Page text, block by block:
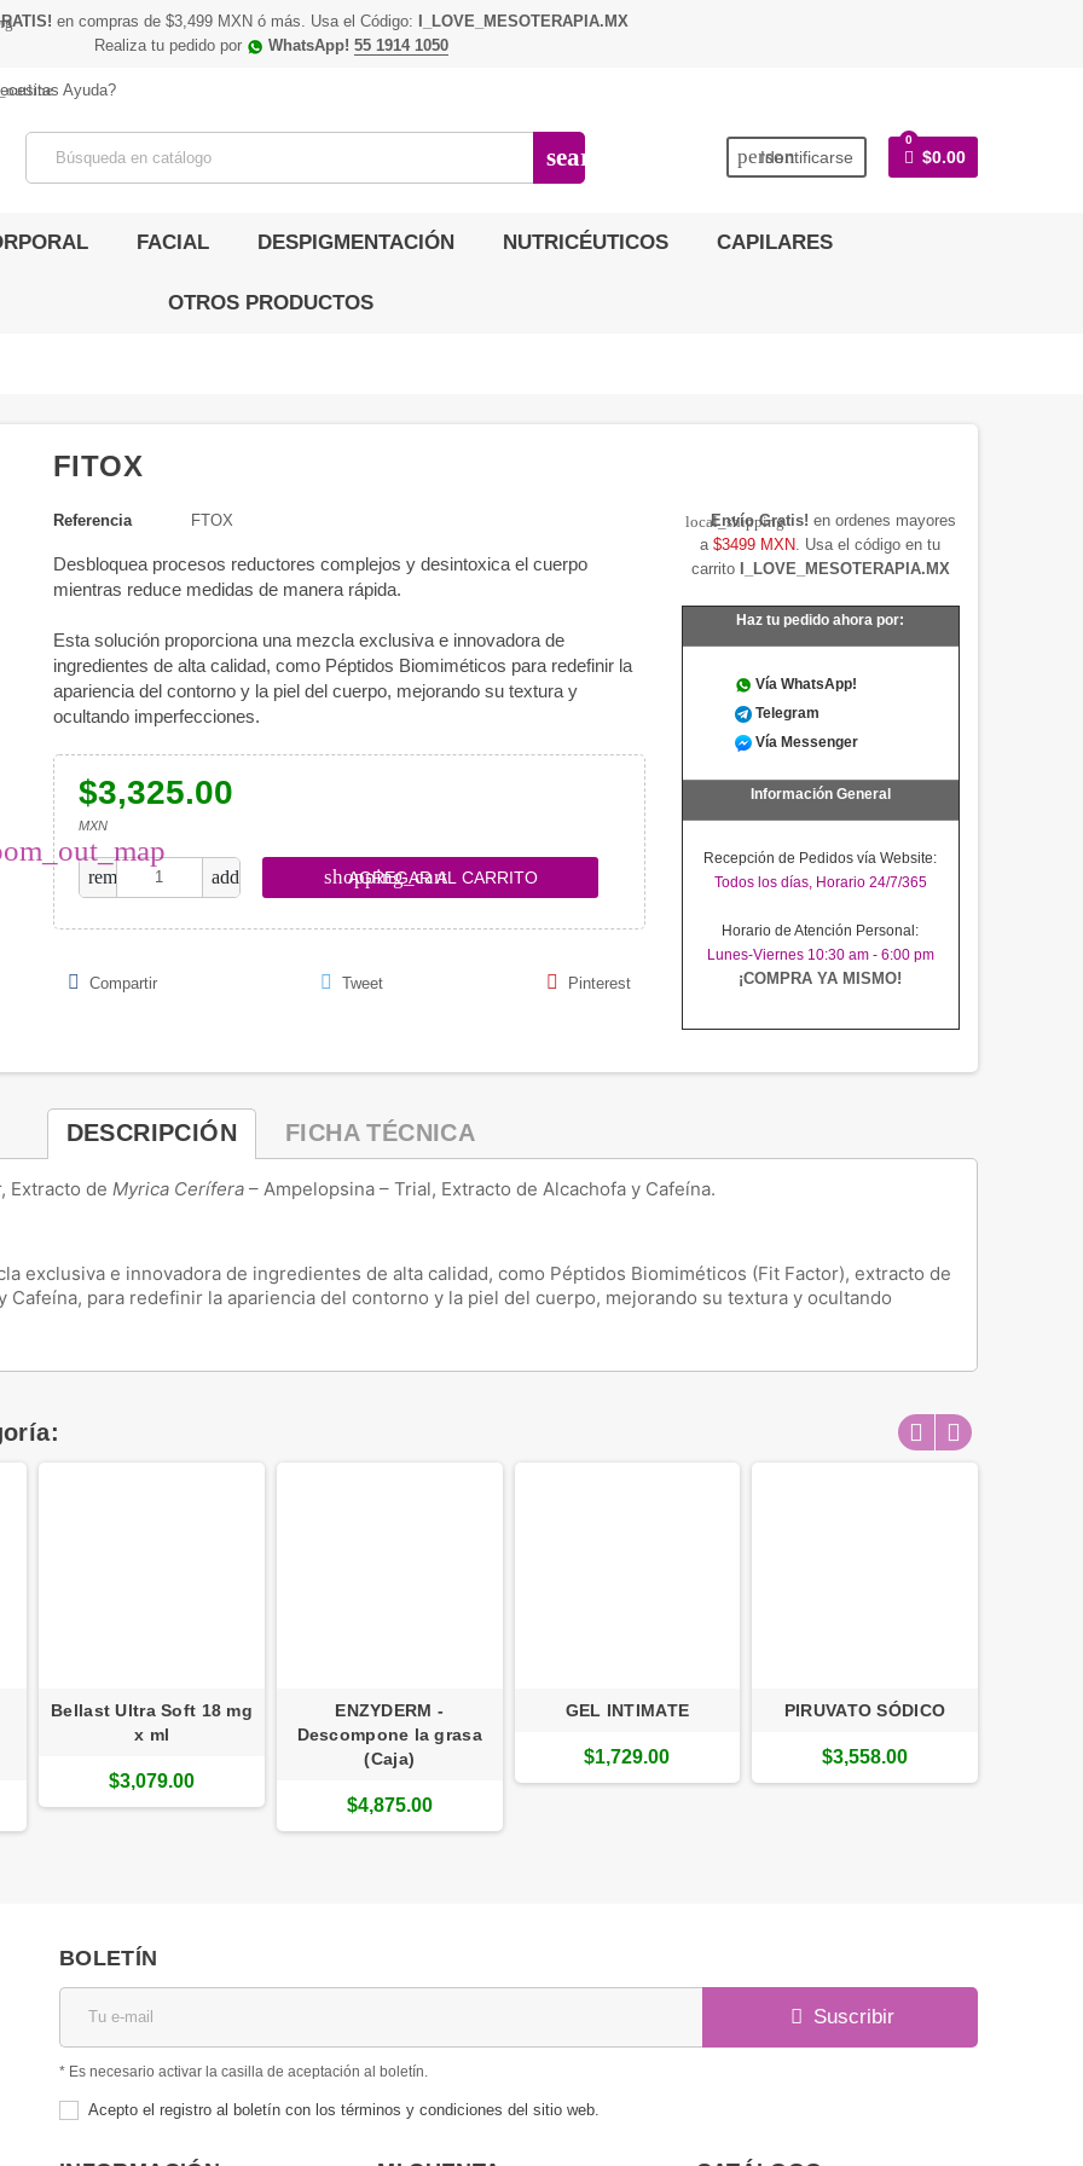
en compras de $3,499 MXN ó más. Usa el Código:
I_LOVE_MESOTERAPIA.MX
Realiza tu pedido por
WhatsApp! 55 1914 1050
Ayuda?
search person
Identificarse
0
$0.00
FACIAL DESPIGMENTACIÓN NUTRICÉUTICOS CAPILARES
OTROS PRODUCTOS
FITOX
Referencia FTOX
Desbloquea procesos reductores complejos y desintoxica el cuerpo
mientras reduce medidas de manera rápida.
Esta solución proporciona una mezcla exclusiva e innovadora de
ingredientes de alta calidad, como Péptidos Biomiméticos para redefinir la
apariencia del contorno y la piel del cuerpo, mejorando su textura y
ocultando imperfecciones.
$3,325.00
MXN
remove add shopping_cart
AGREGAR AL CARRITO
Compartir Tweet Pinterest
local_shipping
Envío Gratis! en ordenes mayores
a$3499 MXN . Usa el código en tu
carrito
I_LOVE_MESOTERAPIA.MX
Haz tu pedido ahora por:
Vía WhatsApp!
Telegram
Vía Messenger
Información General
Recepción de Pedidos vía Website:
Todos los días, Horario 24/7/365
Horario de Atención Personal:
Lunes-Viernes 10:30 am - 6:00 pm
¡COMPRA YA MISMO!
DESCRIPCIÓN FICHA TÉCNICA
Extracto de Myrica Cerífera – Ampelopsina – Trial, Extracto de Alcachofa y Cafeína.
exclusiva e innovadora de ingredientes de alta calidad, como Péptidos Biomiméticos (Fit Factor), extracto de
Cafeína, para redefinir la apariencia del contorno y la piel del cuerpo, mejorando su textura y ocultando
Bellast Ultra Soft 18 mg
x ml
$3,079.00
ENZYDERM -
Descompone la grasa
(Caja)
$4,875.00
GEL INTIMATE
$1,729.00
PIRUVATO SÓDICO
$3,558.00
BOLETÍN
Suscribir
* Es necesario activar la casilla de aceptación al boletín.
Acepto el registro al boletín con los términos y condiciones del sitio web.